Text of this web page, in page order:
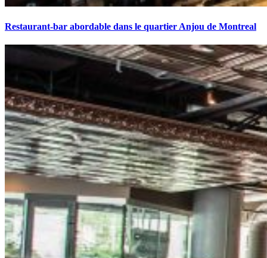
Restaurant-bar abordable dans le quartier Anjou de Montreal